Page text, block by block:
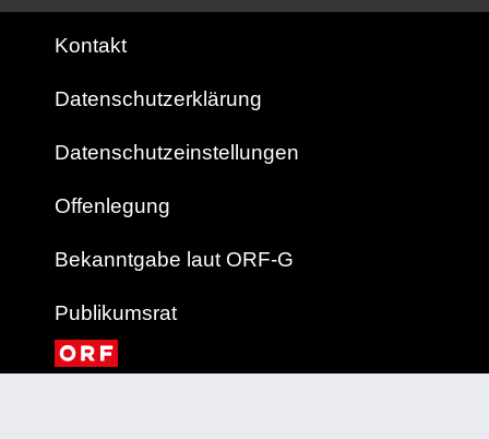
Kontakt
Datenschutzerklärung
Datenschutzeinstellungen
Offenlegung
Bekanntgabe laut ORF-G
Publikumsrat